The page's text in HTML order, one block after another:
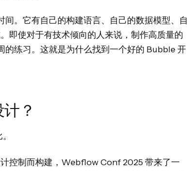
间。它有自己的构建语言、自己的数据模型、自
即使对于有技术倾向的人来说，制作高质量的
的练习。这就是为什么找到一个好的 Bubble 开
？
控制而构建，Webflow Conf 2025 带来了一